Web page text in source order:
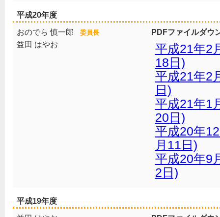
平成20年度
おのでら 慎一郎 委員長
益田 はやお
PDFファイルダウ
平成21年2
18日)
平成21年2
日)
平成21年1
20日)
平成20年
月11日)
平成20年9
2日)
平成19年度